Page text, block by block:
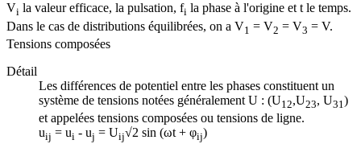
Vi la valeur efficace, la pulsation, fi la phase à l'origine et t le temps.
Dans le cas de distributions équilibrées, on a V1 = V2 = V3 = V.
Tensions composées
Détail
Les différences de potentiel entre les phases constituent un
système de tensions notées généralement U : (U12,U23, U31)
et appelées tensions composées ou tensions de ligne.
uij = ui - uj = Uij√2 sin (ωt + φij)